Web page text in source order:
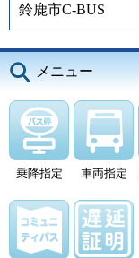
鈴鹿市C-BUS
メニュー
乗降指定 車両指定